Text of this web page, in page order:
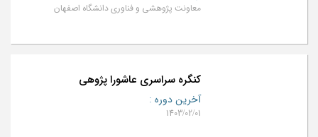
معاونت پژوهشی و فناوری دانشگاه اصفهان
کنگره سراسری عاشورا پژوهی
آخرین دوره :
1403/02/01